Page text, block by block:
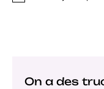
On a des